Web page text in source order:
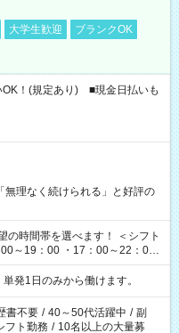
大学生歓迎
ブランクOK
！(規定あり) ■現金日払いも
無理なく続けられる」と好評の
～19：00 ・17：00～22：00
翌6：00 など
発1日のみから働けます。
書不要 / 40～50代活躍中 / 副
フト勤務 / 10名以上の大量募